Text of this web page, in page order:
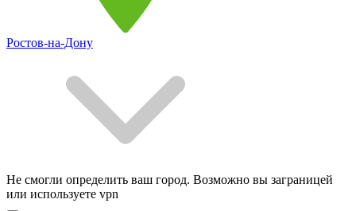
Ростов-на-Дону
Не смогли определить ваш город. Возможно вы заграницей
или используете vpn